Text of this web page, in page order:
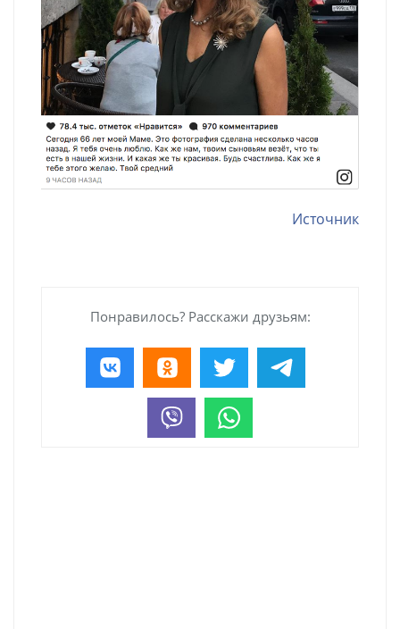
Источник
Понравилось? Расскажи друзьям: